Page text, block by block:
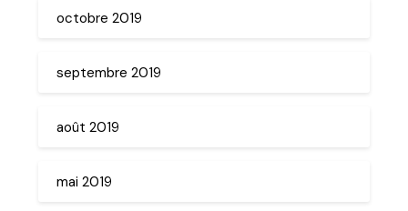
octobre 2019
septembre 2019
août 2019
mai 2019